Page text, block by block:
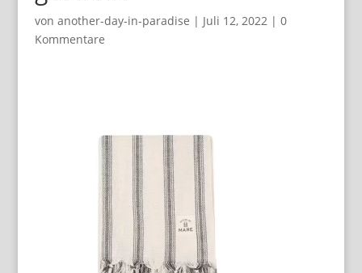
von another-day-in-paradise | Juli 12, 2022| 0
Kommentare